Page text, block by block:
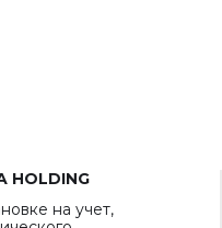
HOLDING
на учет,